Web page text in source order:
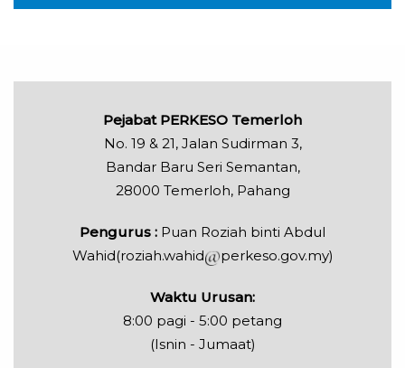
Pejabat PERKESO Temerloh
No. 19 & 21, Jalan Sudirman 3,
Bandar Baru Seri Semantan,
28000 Temerloh, Pahang
Pengurus : Puan Roziah binti Abdul
Wahid(roziah.wahid
perkeso.gov.my)
Waktu Urusan:
8:00 pagi - 5:00 petang
(Isnin - Jumaat)